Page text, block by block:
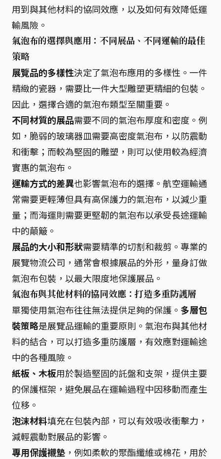
用到與其他材料的協同效應，以及如何有效降低運
輸風險。
氣泡布的選擇與應用：不同展品、不同運輸的最佳
策略
展覽品的多樣性決定了氣泡布應用的多樣性。一件
精緻的瓷器，需要比一件大型雕塑更精細的包裝。
因此，選擇合適的氣泡布類型至關重要。
不同材質的展品需要不同的氣泡布厚度和密度。例
如，脆弱的玻璃器皿需要高密度氣泡布，以防震動
和衝擊；而較為堅固的雕塑，則可以使用較為經濟
實惠的氣泡布。
運輸方式的差異也影響氣泡布的選擇。航空運輸通
常需要更輕薄但具有高保護力的氣泡布，以減少重
量；而海運則需要更堅韌的氣泡布以承受長途運輸
中的顛簸。
展品的大小和形狀需要精準的切割和裁剪。專業的
展覽物流公司，通常會根據展品的外形，量身訂做
氣泡布包裝，以最大限度地保護展品。
氣泡布與其他材料的協同效應：打造多重防護層
單獨使用氣泡布往往無法提供足夠的保護。 多層包
裝策略是展覽品運輸的重要原則。氣泡布與其他材
料的結合，可以打造多重防護層，有效應對運輸途
中的各種風險。
紙板、木板用於製造堅固的託盤和支架，提供主要
的保護框架，避免展品在運輸過程中因移動而產生
位移。
泡沫材料填充在包裝內部，可以有效吸收衝擊力，
減輕震動對展品的影響。
專用保護襯墊 ，例如柔軟的聚酯纖維或棉花，用於